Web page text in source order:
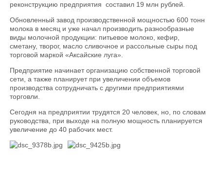
реконструкцию предприятия составил 19 млн рублей.
Обновленный завод производственной мощностью 600 тонн
молока в месяц и уже начал производить разнообразные
виды молочной продукции: питьевое молоко, кефир,
сметану, творог, масло сливочное и рассольные сыры под
торговой маркой «Аксайские луга».
Предприятие начинает организацию собственной торговой
сети, а также планирует при увеличении объемов
производства сотрудничать с другими предприятиями
торговли.
Сегодня на предприятии трудятся 20 человек, но, по словам
руководства, при выходе на полную мощность планируется
увеличение до 40 рабочих мест.